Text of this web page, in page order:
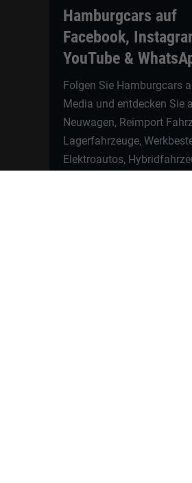
Hamburgcars auf
Facebook,
YouTube &
Folgen Sie Hamburgcars
Media und entdecken Sie
Neuwagen, Reimport
Lagerfahrzeuge,
Elektroautos,